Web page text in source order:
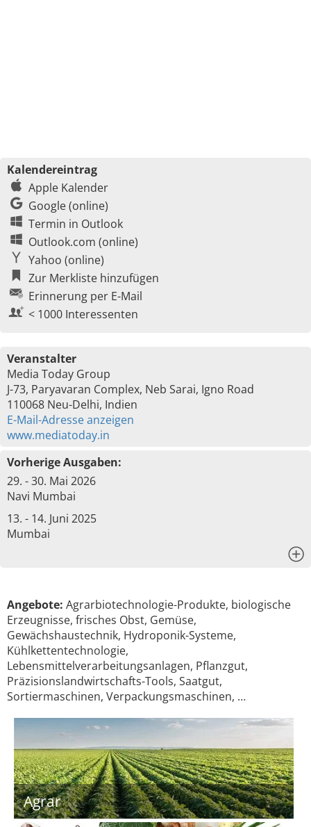
Kalendereintrag
Apple Kalender
Google (online)
Termin in Outlook
Outlook.com (online)
Yahoo (online)
Zur Merkliste hinzufügen
Erinnerung per E-Mail
< 1000 Interessenten
Veranstalter
Media Today Group
J-73, Paryavaran Complex, Neb Sarai, Igno Road
110068 Neu-Delhi, Indien
E-Mail-Adresse anzeigen
www.mediatoday.in
Vorherige Ausgaben:
29. - 30. Mai 2026
Navi Mumbai
13. - 14. Juni 2025
Mumbai
Angebote: Agrarbiotechnologie-Produkte, biologische
Erzeugnisse, frisches Obst, Gemüse,
Gewächshaustechnik, Hydroponik-Systeme,
Kühlkettentechnologie,
Lebensmittelverarbeitungsanlagen, Pflanzgut,
Präzisionslandwirtschafts-Tools, Saatgut,
Sortiermaschinen, Verpackungsmaschinen, …
Agrar